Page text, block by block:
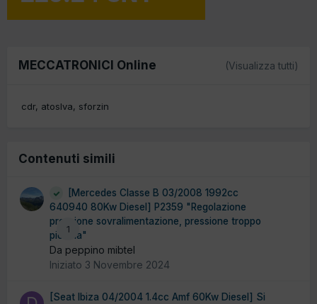
MECCATRONICI Online (Visualizza tutti)
cdr atoslva sforzin
Contenuti simili
1
[Mercedes Classe B 03/2008 1992cc
640940 80Kw Diesel] P2359 "Regolazione
pressione sovralimentazione, pressione troppo
piccola"
Da peppino mibtel
Iniziato 3 Novembre 2024
[Seat Ibiza 04/2004 1.4cc Amf 60Kw Diesel] Si